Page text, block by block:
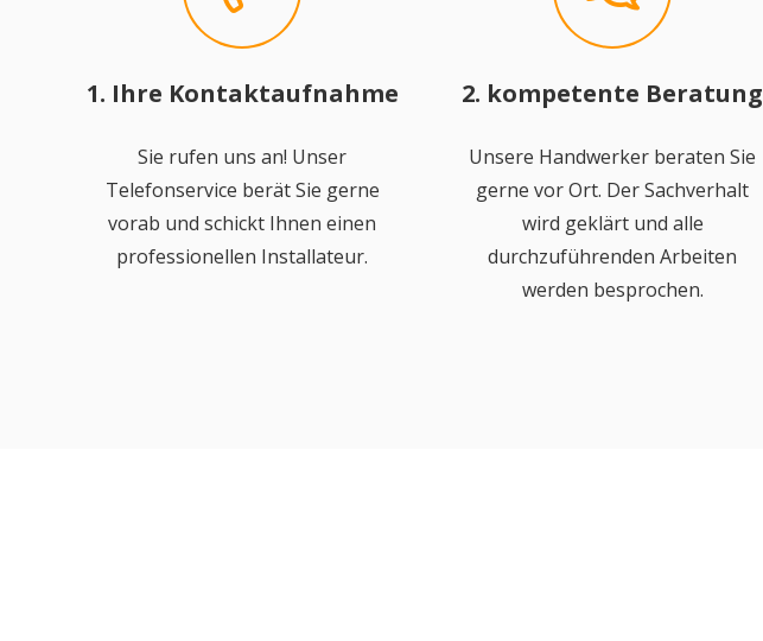
1. Ihre Kontaktaufnahme
Sie rufen uns an! Unser
Telefonservice berät Sie gerne
vorab und schickt Ihnen einen
professionellen Installateur.
2. kompetente Beratung
Unsere Handwerker beraten Sie
gerne vor Ort. Der Sachverhalt
wird geklärt und alle
durchzuführenden Arbeiten
werden besprochen.